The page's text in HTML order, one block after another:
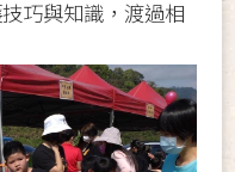
巧與知識，渡過相